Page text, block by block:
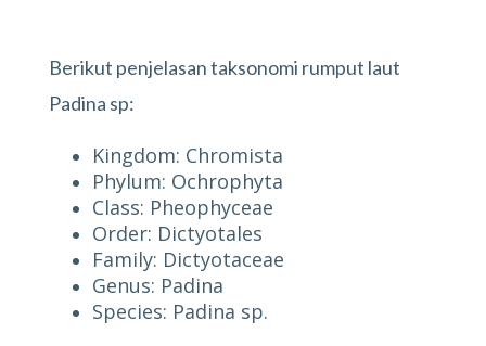
Berikut penjelasan taksonomi rumput laut
Padina sp:
Kingdom: Chromista
Phylum: Ochrophyta
Class: Pheophyceae
Order: Dictyotales
Family: Dictyotaceae
Genus: Padina
Species: Padina sp.